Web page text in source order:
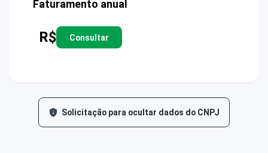
Faturamento anual
R$ Consultar
Solicitação para ocultar dados do CNPJ